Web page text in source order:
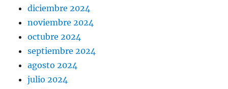
diciembre 2024
noviembre 2024
octubre 2024
septiembre 2024
agosto 2024
julio 2024